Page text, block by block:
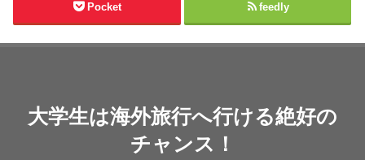
Pocket feedly
大学生は海外旅行へ行ける絶好の
チャンス！